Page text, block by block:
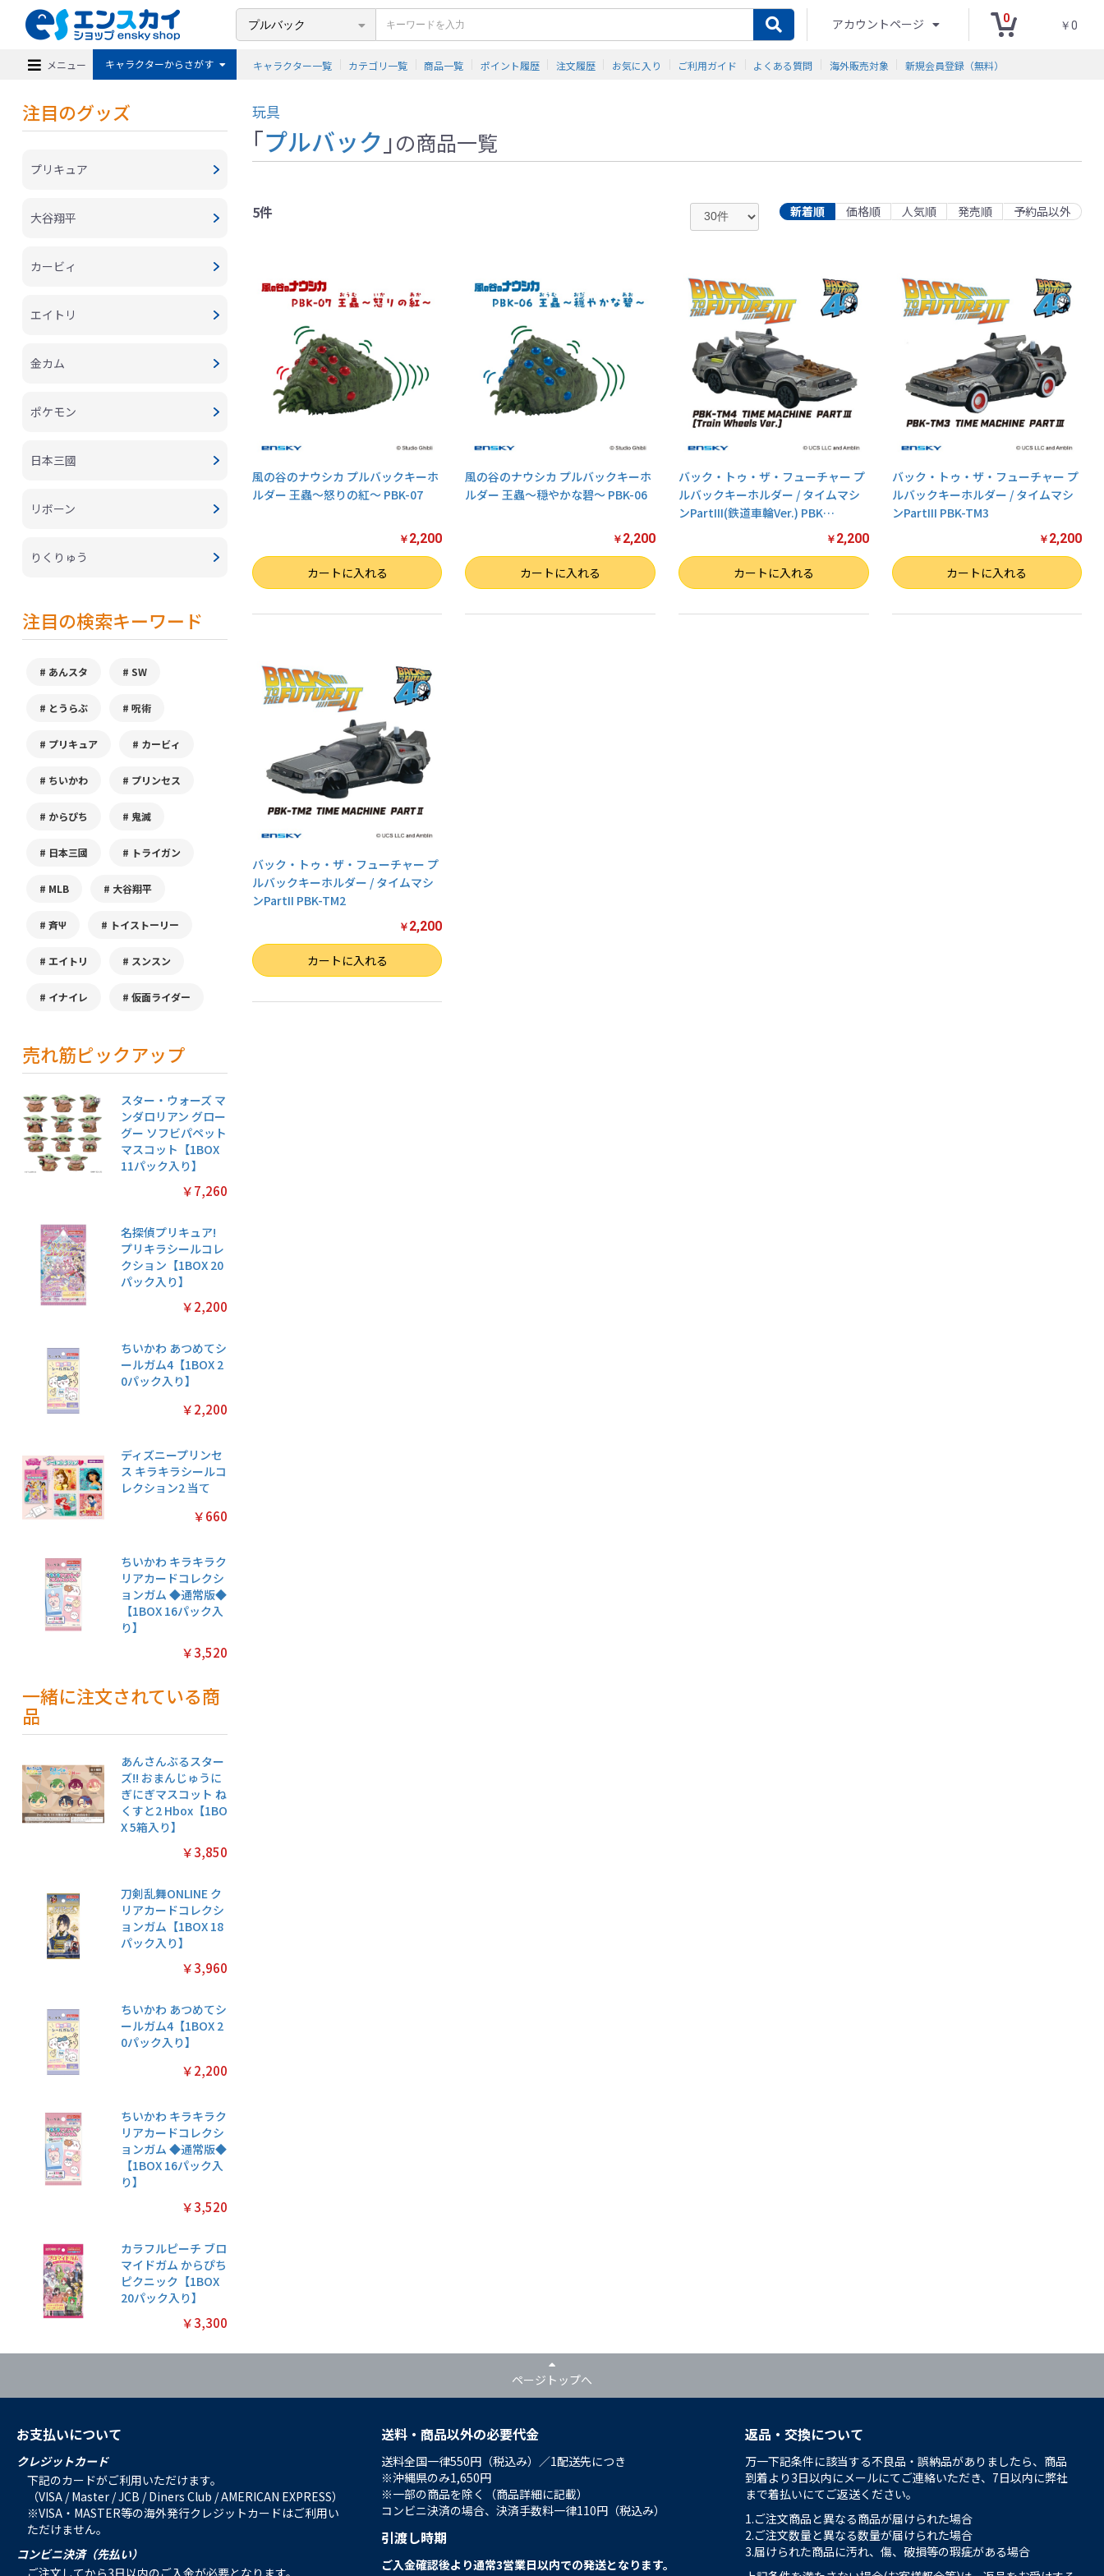
アカウントページ 0
￥0
メニュー キャラクターからさがす キャラクター一覧 カテゴリ一覧 商品一覧 ポイント履歴 注文履歴 お気に入り ご利用ガイド よくある質問 海外販売対象 新規会員登録（無料）
注目のグッズ
プリキュア
大谷翔平
カービィ
エイトリ
金カム
ポケモン
日本三國
リボーン
りくりゅう
注目の検索キーワード
あんスタ SW
とうらぶ 呪術
プリキュア カービィ
ちいかわ プリンセス
からぴち 鬼滅
日本三國 トライガン
MLB 大谷翔平
斉Ψ トイストーリー
エイトリ スンスン
イナイレ 仮面ライダー
売れ筋ピックアップ
スター・ウォーズ マ
ンダロリアン グロー
グー ソフビパペット
マスコット【1BOX
11パック入り】
￥7,260
名探偵プリキュア!
プリキラシールコレ
クション【1BOX 20
パック入り】
￥2,200
ちいかわ あつめてシ
ールガム4【1BOX 2
0パック入り】
￥2,200
ディズニープリンセ
ス キラキラシールコ
レクション2 当て
￥660
ちいかわ キラキラク
リアカードコレクシ
ョンガム ◆通常版◆
【1BOX 16パック入
り】
￥3,520
一緒に注文されている商
品
あんさんぶるスター
ズ!! おまんじゅうに
ぎにぎマスコット ね
くすと2 Hbox【1BO
X 5箱入り】
￥3,850
刀剣乱舞ONLINE ク
リアカードコレクシ
ョンガム【1BOX 18
パック入り】
￥3,960
ちいかわ あつめてシ
ールガム4【1BOX 2
0パック入り】
￥2,200
ちいかわ キラキラク
リアカードコレクシ
ョンガム ◆通常版◆
【1BOX 16パック入
り】
￥3,520
カラフルピーチ ブロ
マイドガム からぴち
ピクニック【1BOX
20パック入り】
￥3,300
玩具
「プルバック 」の商品一覧
5件 新着順 価格順 人気順 発売順 予約品以外
風の谷のナウシカ プルバックキーホ
ルダー 王蟲～怒りの紅～ PBK-07
￥ 2,200
数量 カートに入れる
風の谷のナウシカ プルバックキーホ
ルダー 王蟲～穏やかな碧～ PBK-06
￥ 2,200
数量 カートに入れる
バック・トゥ・ザ・フューチャー プ
ルバックキーホルダー / タイムマシ
ンPartIII(鉄道車輪Ver.) PBK…
￥ 2,200
数量 カートに入れる
バック・トゥ・ザ・フューチャー プ
ルバックキーホルダー / タイムマシ
ンPartIII PBK-TM3
￥ 2,200
数量 カートに入れる
バック・トゥ・ザ・フューチャー プ
ルバックキーホルダー / タイムマシ
ンPartII PBK-TM2
￥ 2,200
数量 カートに入れる
ページトップへ
お支払いについて
クレジットカード
下記のカードがご利用いただけます。
（VISA / Master / JCB / Diners Club / AMERICAN EXPRESS）
※VISA・MASTER等の海外発行クレジットカードはご利用い
ただけません。
コンビニ決済（先払い）
ご注文してから3日以内のご入金が必要となります。
送料・商品以外の必要代金
送料全国一律550円（税込み）／1配送先につき
※沖縄県のみ1,650円
※一部の商品を除く（商品詳細に記載）
コンビニ決済の場合、決済手数料一律110円（税込み）
引渡し時期
ご入金確認後より通常3営業日以内での発送となります。
返品・交換について
万一下記条件に該当する不良品・誤納品がありましたら、商品
到着より3日以内にメールにてご連絡いただき、7日以内に弊社
まで着払いにてご返送ください。
1.ご注文商品と異なる商品が届けられた場合
2.ご注文数量と異なる数量が届けられた場合
3.届けられた商品に汚れ、傷、破損等の瑕疵がある場合